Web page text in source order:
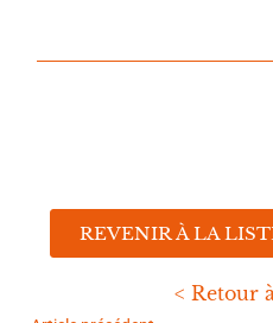
REVENIR À LA
< Retour